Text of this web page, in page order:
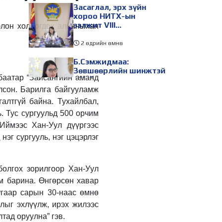
холбогдох албаныхан
“Зайсангийн аманд
Барилга байгууламж
байна. Тухайлбал,
Тус сургуульд 500 орчим
Хан-Уул дүүргээс
сургууль, нэг цэцэрлэг
зорилгоор Хан-Уул
барина. Өнгөрсөн хавар
сарын 30-наас өмнө
эхлүүлж, ирэх жилээс
оруулна” гэв.
Засаглал, эрх зүйн
хороо НИТХ-ын
ээлжит VIII
хэлэлцэх асуудлуудыг
2 өдрийн өмнө
Б.Сэмжидмаа:
Зөвшөөрлийн шинжтэй
103 бүртгэлээс
нийслэлийн бизнес
эрхлэгчдийг
чөлөөллөө
2 өдрийн өмнө
ТБХ 67 асуудал
хэлэлцэж, нийслэлийн
төсвийн талаарх
ерөнхий хяналтын
УИХ-ын дарга
С.Бямбацогт төрийг
төлөөлөн Сутай
хайрхны тэнгэрийг
тахих төрийн тахилгад
2 өдрийн өмнө